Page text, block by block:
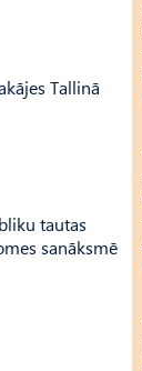
Tallinā
tautas
sanāksmē